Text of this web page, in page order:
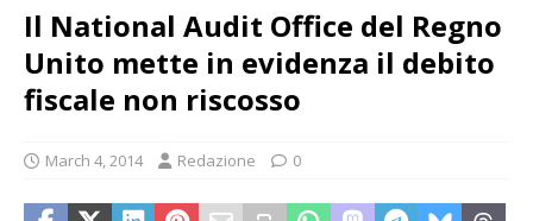
Il National Audit Office del Regno
Unito mette in evidenza il debito
fiscale non riscosso
March 4, 2014 Redazione 0